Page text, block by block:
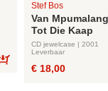
Stef Bos
Van
Tot Die Kaap
CD jewelcase | 2001
Leverbaar
€ 18,00